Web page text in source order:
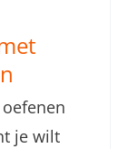
je wilt